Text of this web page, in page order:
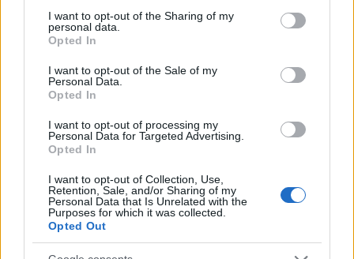
not limited to your visit or usage behaviour. You may click to
grant or deny consent to Google and its third-party tags to
use your data for below specified purposes in below Google
consent section.
I want to opt-out of the Sharing of my
personal data.
Opted In
I want to opt-out of the Sale of my
Personal Data.
Opted In
I want to opt-out of processing my
Personal Data for Targeted Advertising.
Opted In
I want to opt-out of Collection, Use,
Retention, Sale, and/or Sharing of my
Personal Data that Is Unrelated with the
Purposes for which it was collected.
Opted Out
Continua a leggere